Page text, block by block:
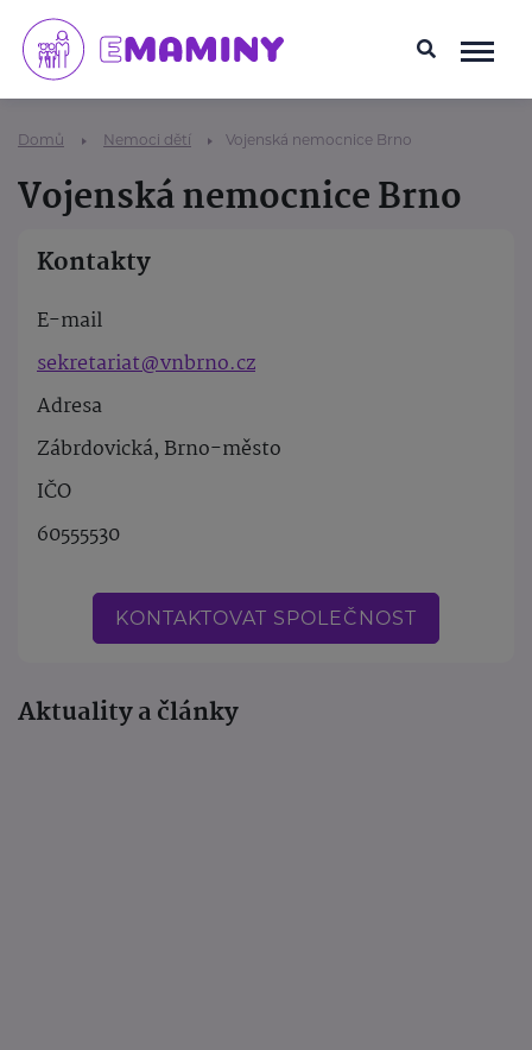
Domů Nemoci dětí Vojenská nemocnice Brno
Vojenská nemocnice Brno
Kontakty
E-mail
sekretariat@vnbrno.cz
Adresa
Zábrdovická, Brno-město
IČO
60555530
KONTAKTOVAT SPOLEČNOST
Aktuality a články